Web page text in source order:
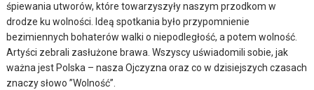
śpiewania utworów, które towarzyszyły naszym przodkom w
drodze ku wolności. Ideą spotkania było przypomnienie
bezimiennych bohaterów walki o niepodległość, a potem wolność.
Artyści zebrali zasłużone brawa. Wszyscy uświadomili sobie, jak
ważna jest Polska – nasza Ojczyzna oraz co w dzisiejszych czasach
znaczy słowo ”Wolność”.